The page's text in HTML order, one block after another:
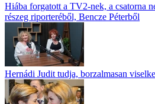
Hiába forgatott a TV2-nek, a csatorna
részeg riporteréből, Bencze Péterből
Hernádi Judit tudja, borzalmasan